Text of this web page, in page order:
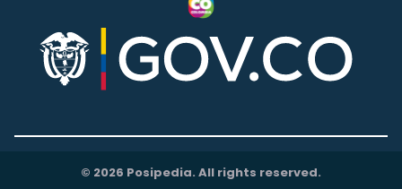
© 2026 Posipedia. All rights reserved.